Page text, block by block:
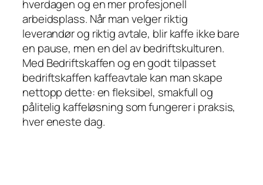
hverdagen og en mer profesjonell
arbeidsplass. Når man velger riktig
leverandør og riktig avtale, blir kaffe ikke bare
en pause, men en del av bedriftskulturen.
Med Bedriftskaffen og en godt tilpasset
bedriftskaffen kaffeavtale kan man skape
nettopp dette: en fleksibel, smakfull og
pålitelig kaffeløsning som fungerer i praksis,
hver eneste dag.